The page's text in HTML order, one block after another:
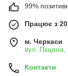
99%
Працює з
м. Черкаси
вул. Піщана,
Контакти